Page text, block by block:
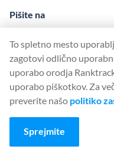
Pišite na
O nas
United Kingdom Office
Ranktracker Ltd
144A Clerkenwell Rd
London, EC1R 5DF
Company No: 08820809
To spletno mesto
zagotovi odlično
uporabo orodja
uporabo piškotkov. Za
preverite našo politiko
Sprejmite